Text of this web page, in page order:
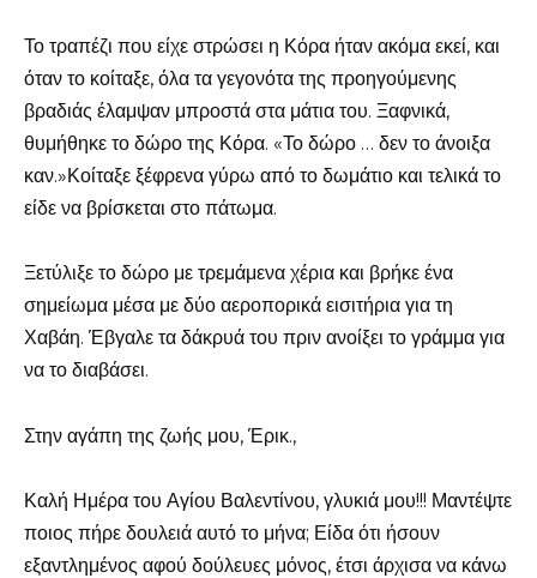
Το τραπέζι που είχε στρώσει η Κόρα ήταν ακόμα εκεί, και
όταν το κοίταξε, όλα τα γεγονότα της προηγούμενης
βραδιάς έλαμψαν μπροστά στα μάτια του. Ξαφνικά,
θυμήθηκε το δώρο της Κόρα. «Το δώρο … δεν το άνοιξα
καν.»Κοίταξε ξέφρενα γύρω από το δωμάτιο και τελικά το
είδε να βρίσκεται στο πάτωμα.
Ξετύλιξε το δώρο με τρεμάμενα χέρια και βρήκε ένα
σημείωμα μέσα με δύο αεροπορικά εισιτήρια για τη
Χαβάη. Έβγαλε τα δάκρυά του πριν ανοίξει το γράμμα για
να το διαβάσει.
Στην αγάπη της ζωής μου, Έρικ.,
Καλή Ημέρα του Αγίου Βαλεντίνου, γλυκιά μου!!! Μαντέψτε
ποιος πήρε δουλειά αυτό το μήνα; Είδα ότι ήσουν
εξαντλημένος αφού δούλευες μόνος, έτσι άρχισα να κάνω